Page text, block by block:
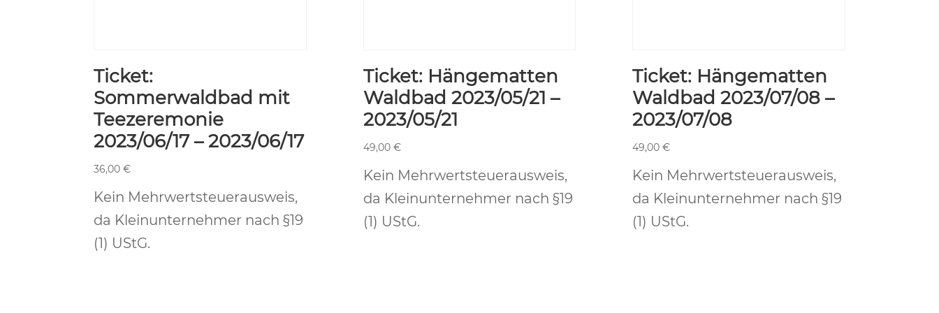
Ticket:
Sommerwaldbad mit
Teezeremonie
2023/06/17 – 2023/06/17
36,00€
Kein Mehrwertsteuerausweis,
da Kleinunternehmer nach §19
(1) UStG.
Ticket: Hängematten
Waldbad 2023/05/21 –
2023/05/21
49,00 €
Kein Mehrwertsteuerausweis,
da Kleinunternehmer nach §19
(1) UStG.
Ticket: Hängematten
Waldbad 2023/07/08 –
2023/07/08
49,00 €
Kein Mehrwertsteuerausweis,
da Kleinunternehmer nach §19
(1) UStG.